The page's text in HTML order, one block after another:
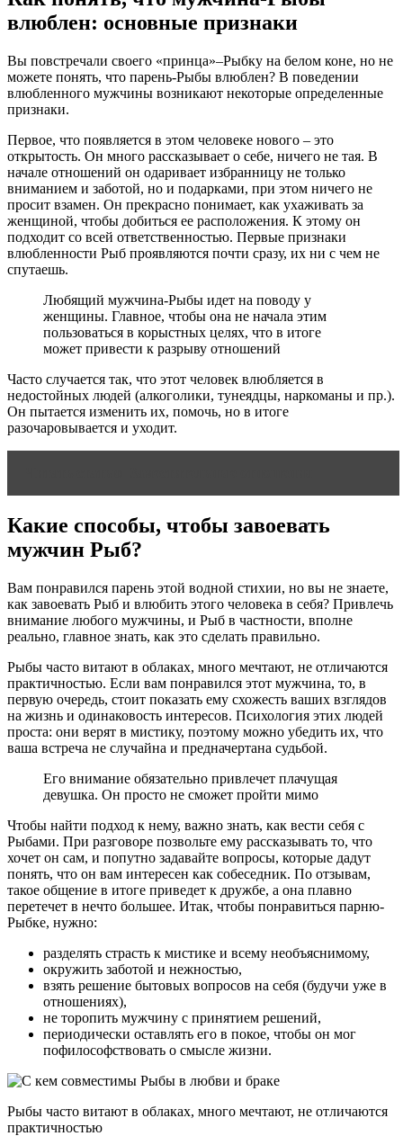
влюблен: основные признаки
Вы повстречали своего «принца»‒Рыбку на белом коне, но не
можете понять, что парень-Рыбы влюблен? В поведении
влюбленного мужчины возникают некоторые определенные
признаки.
Первое, что появляется в этом человеке нового – это
открытость. Он много рассказывает о себе, ничего не тая. В
начале отношений он одаривает избранницу не только
вниманием и заботой, но и подарками, при этом ничего не
просит взамен. Он прекрасно понимает, как ухаживать за
женщиной, чтобы добиться ее расположения. К этому он
подходит со всей ответственностью. Первые признаки
влюбленности Рыб проявляются почти сразу, их ни с чем не
спутаешь.
Любящий мужчина-Рыбы идет на поводу у
женщины. Главное, чтобы она не начала этим
пользоваться в корыстных целях, что в итоге
может привести к разрыву отношений
Часто случается так, что этот человек влюбляется в
недостойных людей (алкоголики, тунеядцы, наркоманы и пр.).
Он пытается изменить их, помочь, но в итоге
разочаровывается и уходит.
Какие способы, чтобы завоевать
мужчин Рыб?
Вам понравился парень этой водной стихии, но вы не знаете,
как завоевать Рыб и влюбить этого человека в себя? Привлечь
внимание любого мужчины, и Рыб в частности, вполне
реально, главное знать, как это сделать правильно.
Рыбы часто витают в облаках, много мечтают, не отличаются
практичностью. Если вам понравился этот мужчина, то, в
первую очередь, стоит показать ему схожесть ваших взглядов
на жизнь и одинаковость интересов. Психология этих людей
проста: они верят в мистику, поэтому можно убедить их, что
ваша встреча не случайна и предначертана судьбой.
Его внимание обязательно привлечет плачущая
девушка. Он просто не сможет пройти мимо
Чтобы найти подход к нему, важно знать, как вести себя с
Рыбами. При разговоре позвольте ему рассказывать то, что
хочет он сам, и попутно задавайте вопросы, которые дадут
понять, что он вам интересен как собеседник. По отзывам,
такое общение в итоге приведет к дружбе, а она плавно
перетечет в нечто большее. Итак, чтобы понравиться парню-
Рыбке, нужно:
разделять страсть к мистике и всему необъяснимому,
окружить заботой и нежностью,
взять решение бытовых вопросов на себя (будучи уже в
отношениях),
не торопить мужчину с принятием решений,
периодически оставлять его в покое, чтобы он мог
пофилософствовать о смысле жизни.
Рыбы часто витают в облаках, много мечтают, не отличаются
практичностью